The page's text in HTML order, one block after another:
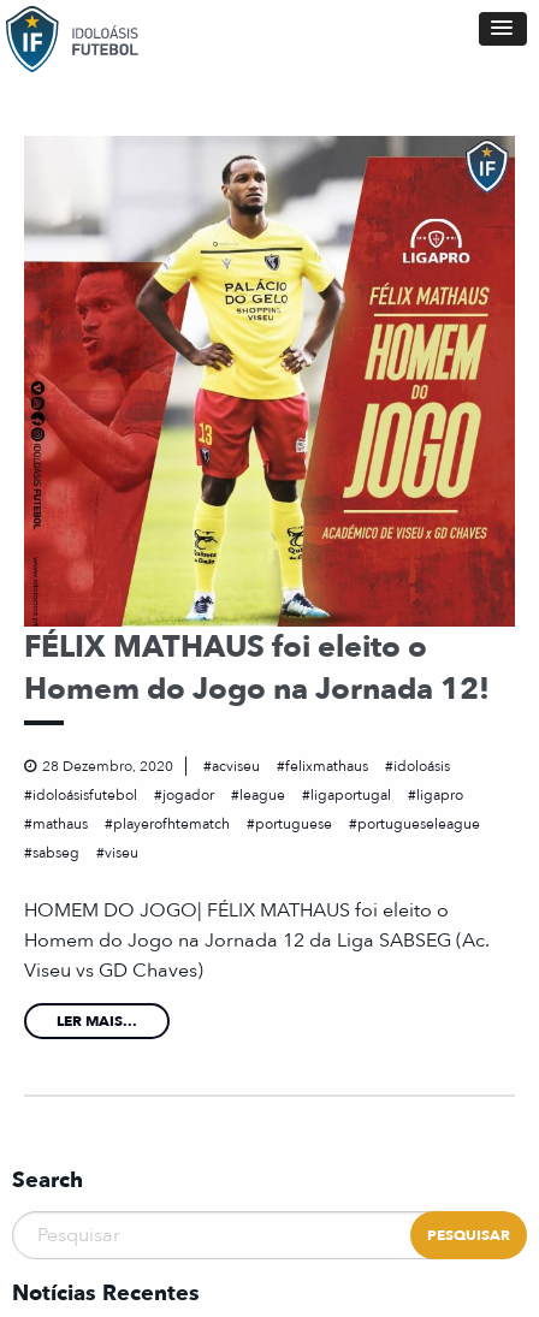
FÉLIX MATHAUS foi eleito o
Homem do Jogo na Jornada 12!
28 Dezembro, 2020 acviseu felixmathaus
idoloásis
idoloásisfutebol
jogador league ligaportugal
ligapro
mathaus
playerofhtematch portuguese
portugueseleague
sabseg
viseu
HOMEM DO JOGO| FÉLIX MATHAUS foi eleito o
Homem do Jogo na Jornada 12 da Liga SABSEG (Ac.
Viseu vs GD Chaves)
LER MAIS...
Search
Notícias Recentes